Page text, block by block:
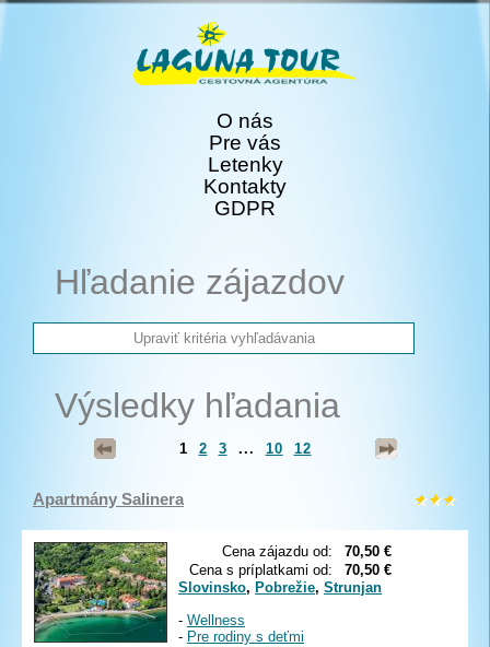
O nás
Pre vás
Letenky
Kontakty
GDPR
Hľadanie zájazdov
Výsledky hľadania
1 2 3 ... 10 12
Apartmány Salinera
Cena zájazdu od:
70,50 €
Cena s príplatkami od:
70,50 €
Slovinsko, Pobrežie, Strunjan
- Wellness
- Pre rodiny s deťmi